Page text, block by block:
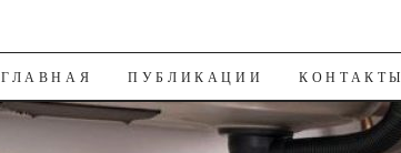
К СОДЕРЖАНИЮ
ГЛАВНАЯ ПУБЛИКАЦИИ КОНТАКТЫ